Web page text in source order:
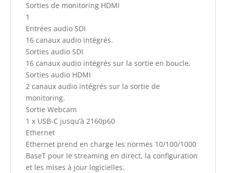
Sorties de monitoring HDMI
1
Entrées audio SDI
16 canaux audio intégrés.
Sorties audio SDI
16 canaux audio intégrés sur la sortie en boucle.
Sorties audio HDMI
2 canaux audio intégrés sur la sortie de
monitoring.
Sortie Webcam
1 x USB-C jusqu’à 2160p60
Ethernet
Ethernet prend en charge les normes 10/100/1000
BaseT pour le streaming en direct, la configuration
et les mises à jour logicielles.